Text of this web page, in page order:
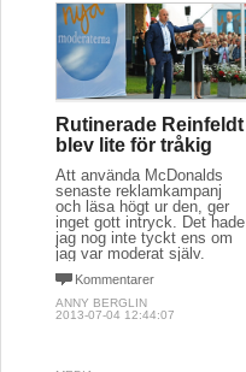
Rutinerade Reinfeldt
blev lite för tråkig
Att använda McDonalds
senaste reklamkampanj
och läsa högt ur den, ger
inget gott intryck. Det hade
jag nog inte tyckt ens om
jag var moderat själv.
Kommentarer
ANNY BERGLIN
2013-07-04 12:44:07